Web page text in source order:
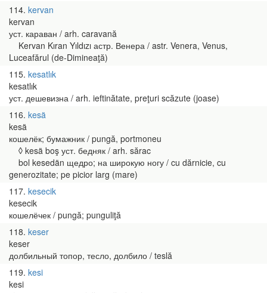
114 kervan
kervan
уст. караван / arh. caravană
Kervan Kıran Yıldızı астр. Венера / astr. Venera, Venus,
Luceafărul (de-Dimineaţă)
115 kesatlık
kesatlık
уст. дешевизна / arh. ieftinătate, preţuri scăzute (joase)
116 kesä
kesä
кошелёк; бумажник / pungă, portmoneu
◊ kesä boş уст. бедняк / arh. sărac
bol kesedän щедро; на широкую ногу / cu dărnicie, cu
generozitate; pe picior larg (mare)
117 kesecik
kesecik
кошелёчек / pungă; punguliţă
118 keser
keser
долбильный топор, тесло, долбило / teslă
119 kesi
kesi